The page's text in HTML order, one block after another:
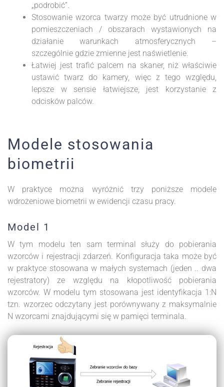
„podrobić”.
Stosowanie wzorca twarzy może być utrudnione w
pomieszczeniach / obszarach wystawionych na
działanie warunkach atmosferycznych –
szczególnie gdzie zmienne jest naświetlenie.
Łatwiej jest trafić palcem na skaner, niż właściwie
ustawić twarz do kamery, więc z tego względu,
lepsze w sensie łatwiejsze, jest korzystanie z
odcisków palców.
Modele stosowania
biometrii
W praktyce można wyróżnić trzy poniższe modele
wdrożeniowe biometrii w ewidencji czasu pracy.
Model 1
W tym modelu ten sam terminal służy do pobierania
wzorców i rejestracji zdarzeń. Konfiguracja taka może być
w praktyce stosowana w małych systemach (jeden .. dwa
rejestratory) ze względu na kłopotliwość pobierania
wzorców. W modelu tym stosowana jest identyfikacja 1:N
tzn. wzorzec odczytany jest porównywany z maksymalnie
N wzorcami znajdującymi się w pamięci terminala.